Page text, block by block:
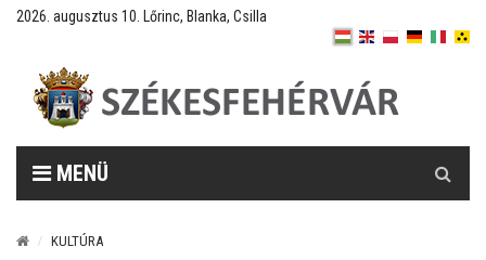
2026. augusztus 10. Lőrinc, Blanka, Csilla
MENÜ
KULTÚRA